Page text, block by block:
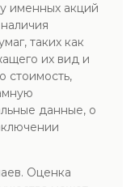
именных акций
таких как
их вид и
стоимость,
данные, о
Оценка